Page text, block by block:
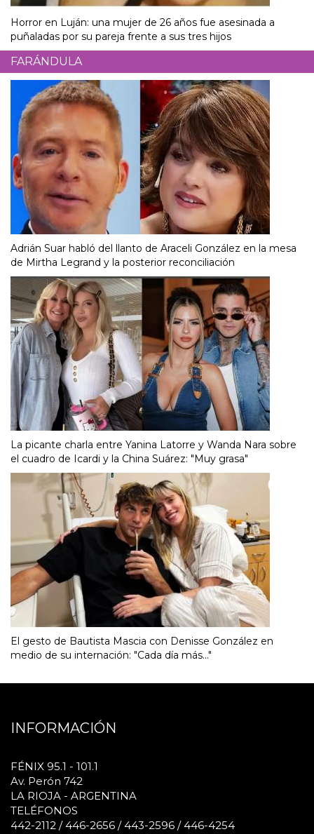
Horror en Luján: una mujer de 26 años fue asesinada a
puñaladas por su pareja frente a sus tres hijos
FARÁNDULA
Adrián Suar habló del llanto de Araceli González en la mesa
de Mirtha Legrand y la posterior reconciliación
La picante charla entre Yanina Latorre y Wanda Nara sobre
el cuadro de Icardi y la China Suárez: "Muy grasa"
El gesto de Bautista Mascia con Denisse González en
medio de su internación: "Cada día más..."
INFORMACIÓN
FÉNIX 95.1 - 101.1
Av. Perón 742
LA RIOJA - ARGENTINA
TELÉFONOS
442-2112 / 446-2656 / 443-2596 / 446-4254